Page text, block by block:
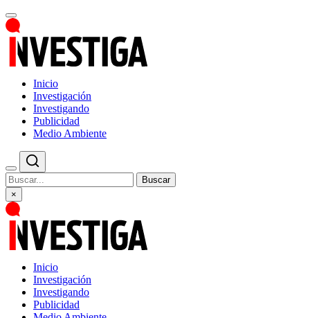
Inicio
Investigación
Investigando
Publicidad
Medio Ambiente
Buscar
×
Inicio
Investigación
Investigando
Publicidad